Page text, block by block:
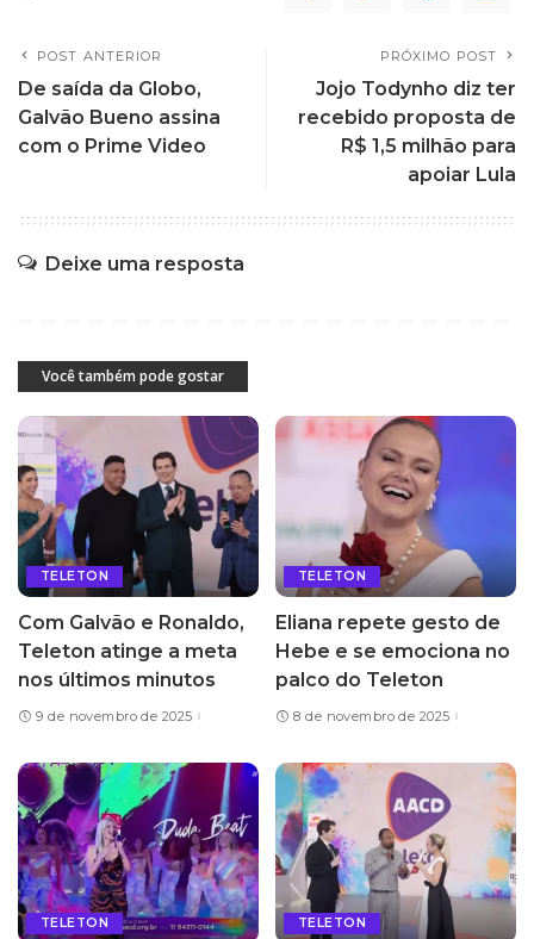
POST ANTERIOR
De saída da Globo,
Galvão Bueno assina
com o Prime Video
PRÓXIMO POST
Jojo Todynho diz ter
recebido proposta de
R$ 1,5 milhão para
apoiar Lula
Deixe uma resposta
Você também pode gostar
TELETON
Com Galvão e Ronaldo,
Teleton atinge a meta
nos últimos minutos
9 de novembro de 2025
TELETON
Eliana repete gesto de
Hebe e se emociona no
palco do Teleton
8 de novembro de 2025
TELETON TELETON